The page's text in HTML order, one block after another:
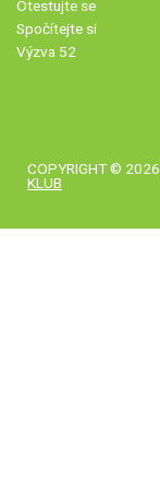
Otestujte se
Spočítejte si
Výzva 52
COPYRIGHT © 2026
KLUB